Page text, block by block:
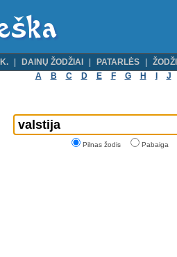
DAINŲ ŽODŽIAI PATARLĖS
A
B C D E F G H J
Pilnas žodis Pabaiga